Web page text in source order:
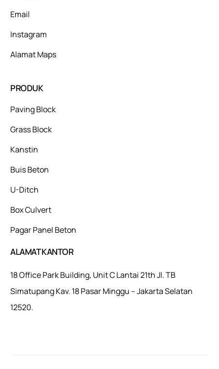
Email
Instagram
Alamat Maps
PRODUK
Paving Block
Grass Block
Kanstin
Buis Beton
U-Ditch
Box Culvert
Pagar Panel Beton
ALAMAT KANTOR
18 Office Park Building, Unit C Lantai 21th Jl. TB
Simatupang Kav. 18 Pasar Minggu – Jakarta Selatan
12520.